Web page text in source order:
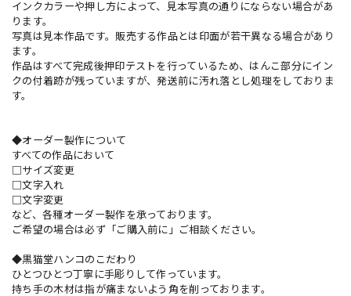
インクカラーや押し方によって、見本写真の通りにならない場合があ
ります。
写真は見本作品です。販売する作品とは印面が若干異なる場合があり
ます。
作品はすべて完成後押印テストを行っているため、はんこ部分にイン
クの付着跡が残っていますが、発送前に汚れ落とし処理をしておりま
す。
◆オーダー製作について
すべての作品において
□サイズ変更
□文字入れ
□文字変更
など、各種オーダー製作を承っております。
ご希望の場合は必ず「ご購入前に」ご相談ください。
◆黒猫堂ハンコのこだわり
ひとつひとつ丁寧に手彫りして作っています。
持ち手の木材は指が痛まないよう角を削っております。